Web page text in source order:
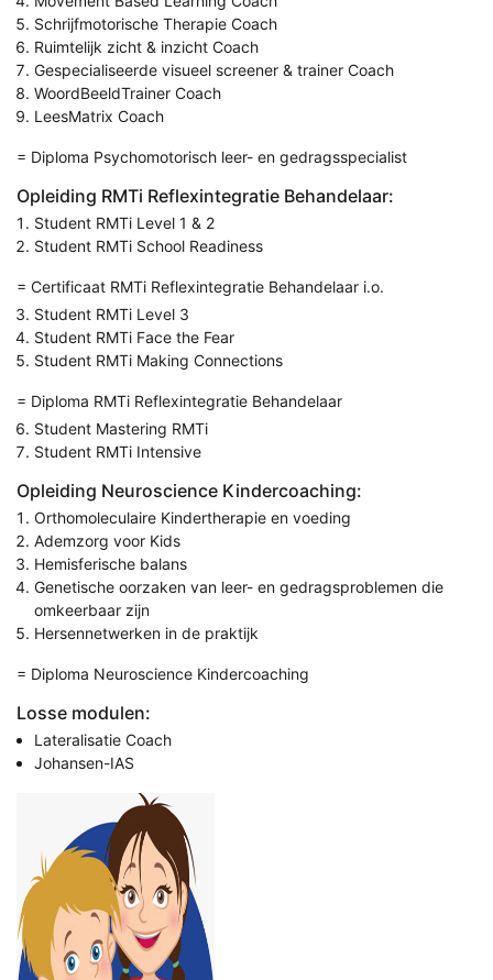
Schrijfmotorische Therapie Coach
Ruimtelijk zicht & inzicht Coach
Gespecialiseerde visueel screener & trainer Coach
WoordBeeldTrainer Coach
LeesMatrix Coach
= Diploma Psychomotorisch leer- en gedragsspecialist
Opleiding RMTi Reflexintegratie Behandelaar:
Student RMTi Level 1 & 2
Student RMTi School Readiness
= Certificaat RMTi Reflexintegratie Behandelaar i.o.
Student RMTi Level 3
Student RMTi Face the Fear
Student RMTi Making Connections
= Diploma RMTi Reflexintegratie Behandelaar
Student Mastering RMTi
Student RMTi Intensive
Opleiding Neuroscience Kindercoaching:
Orthomoleculaire Kindertherapie en voeding
Ademzorg voor Kids
Hemisferische balans
Genetische oorzaken van leer- en gedragsproblemen die
omkeerbaar zijn
Hersennetwerken in de praktijk
= Diploma Neuroscience Kindercoaching
Losse modulen:
Lateralisatie Coach
Johansen-IAS